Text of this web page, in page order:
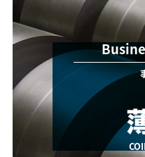
BLOG
お問い合わせ